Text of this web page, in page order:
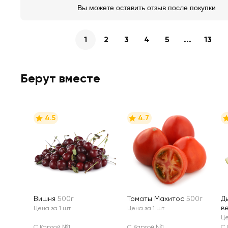
Вы можете оставить отзыв после покупки
1 2 3 4 5 ... 13
Берут вместе
4.5
Вишня 500г
Цена за 1 шт
4.7
Томаты Махитос 500г
Цена за 1 шт